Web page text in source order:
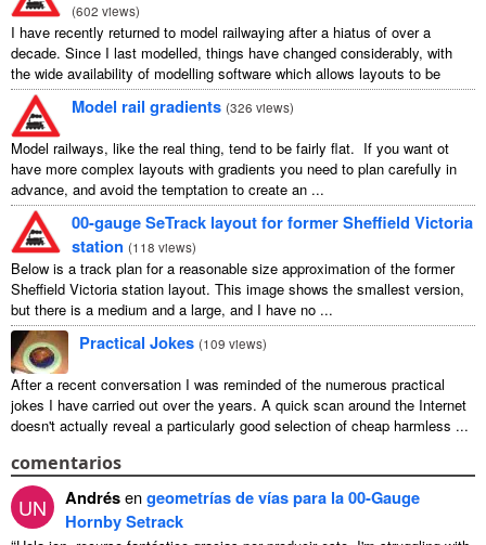
(602 views)
I have recently returned to model railwaying after a hiatus of over a
decade. Since I last modelled, things have changed considerably, with
the wide availability of modelling software which allows layouts to be
carefully ...
Model rail gradients (326 views)
Model railways, like the real thing, tend to be fairly flat. If you want ot
have more complex layouts with gradients you need to plan carefully in
advance, and avoid the temptation to create an ...
00-gauge SeTrack layout for former Sheffield Victoria
station (118 views)
Below is a track plan for a reasonable size approximation of the former
Sheffield Victoria station layout. This image shows the smallest version,
but there is a medium and a large, and I have no ...
Practical Jokes (109 views)
After a recent conversation I was reminded of the numerous practical
jokes I have carried out over the years. A quick scan around the Internet
doesn't actually reveal a particularly good selection of cheap harmless ...
comentarios
UN Andrésengeometrías de vías para la 00-Gauge
Hornby Setrack